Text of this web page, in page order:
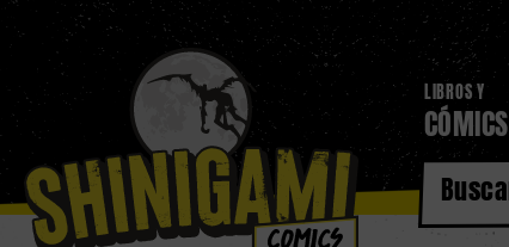
LIBROS Y
CÓMICS